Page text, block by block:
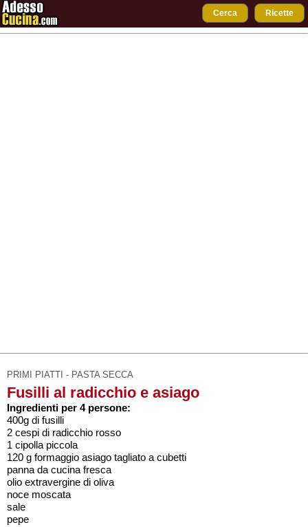
Cerca Ricette
PRIMI PIATTI - PASTA SECCA
Fusilli al radicchio e asiago
Ingredienti per 4 persone:
400g di fusilli
2 cespi di radicchio rosso
1 cipolla piccola
120 g formaggio asiago tagliato a cubetti
panna da cucina fresca
olio extravergine di oliva
noce moscata
sale
pepe